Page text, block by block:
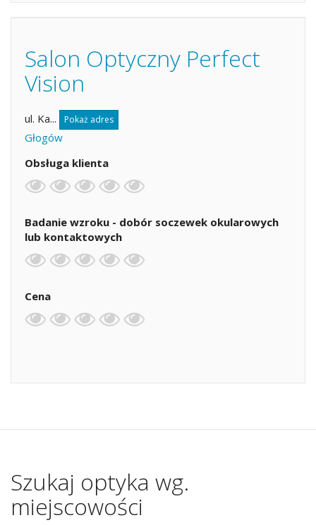
Salon Optyczny Perfect
Vision
ul. Ka... Pokaż adres
Głogów
Obsługa klienta
Badanie wzroku - dobór soczewek okularowych
lub kontaktowych
Cena
Szukaj optyka wg.
miejscowości